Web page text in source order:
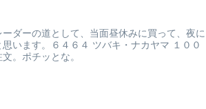
ダーの道として、当面昼休みに買って、夜に
います。６４６４ ツバキ・ナカヤマ １００
。ポチッとな。